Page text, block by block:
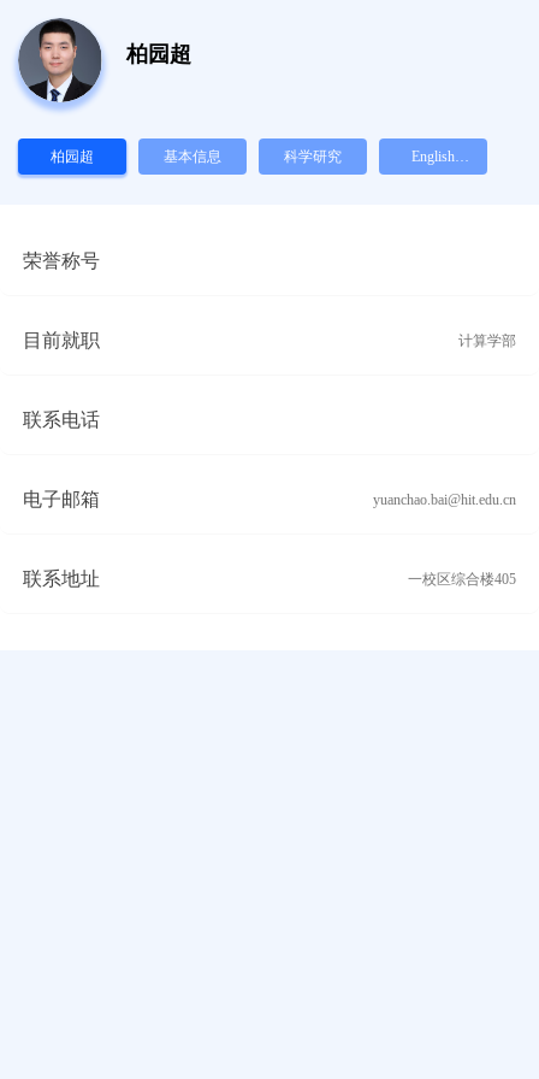
柏园超
柏园超 基本信息 科学研究 English
荣誉称号
目前就职 计算学部
联系电话
电子邮箱 yuanchao.bai@hit.edu.cn
联系地址 一校区综合楼405